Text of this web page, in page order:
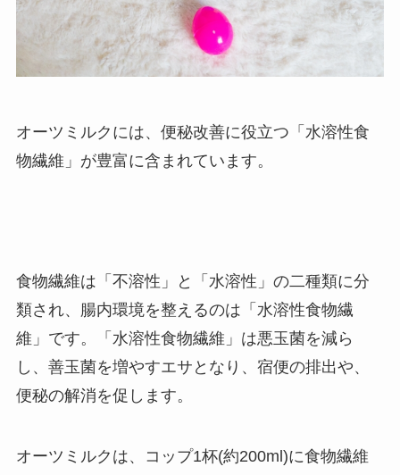
オーツミルクには、便秘改善に役立つ「水溶性食
物繊維」が豊富に含まれています。
食物繊維は「不溶性」と「水溶性」の二種類に分
類され、腸内環境を整えるのは「水溶性食物繊
維」です。「水溶性食物繊維」は悪玉菌を減ら
し、善玉菌を増やすエサとなり、宿便の排出や、
便秘の解消を促します。
オーツミルクは、コップ1杯(約200ml)に食物繊維